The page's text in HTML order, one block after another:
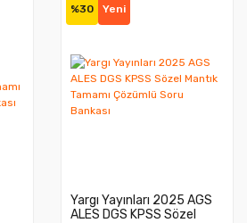
%30 Yeni
Yargı Yayınları 2025 AGS
ALES DGS KPSS Sözel